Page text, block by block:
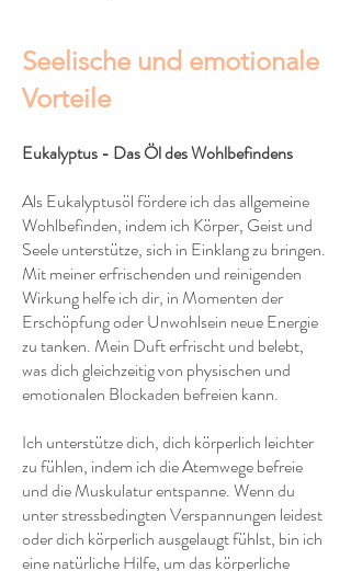
Seelische und emotionale
Vorteile
Eukalyptus - Das Öl des Wohlbefindens
Als Eukalyptusöl fördere ich das allgemeine
Wohlbefinden, indem ich Körper, Geist und
Seele unterstütze, sich in Einklang zu bringen.
Mit meiner erfrischenden und reinigenden
Wirkung helfe ich dir, in Momenten der
Erschöpfung oder Unwohlsein neue Energie
zu tanken. Mein Duft erfrischt und belebt,
was dich gleichzeitig von physischen und
emotionalen Blockaden befreien kann.
Ich unterstütze dich, dich körperlich leichter
zu fühlen, indem ich die Atemwege befreie
und die Muskulatur entspanne. Wenn du
unter stressbedingten Verspannungen leidest
oder dich körperlich ausgelaugt fühlst, bin ich
eine natürliche Hilfe, um das körperliche